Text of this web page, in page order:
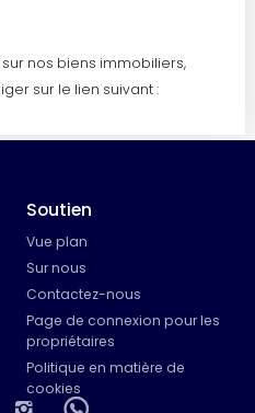
nos biens immobiliers,
sur le lien suivant :
Soutien
Vue plan
Sur nous
Contactez-nous
Page de connexion pour les
propriétaires
Politique en matière de
cookies